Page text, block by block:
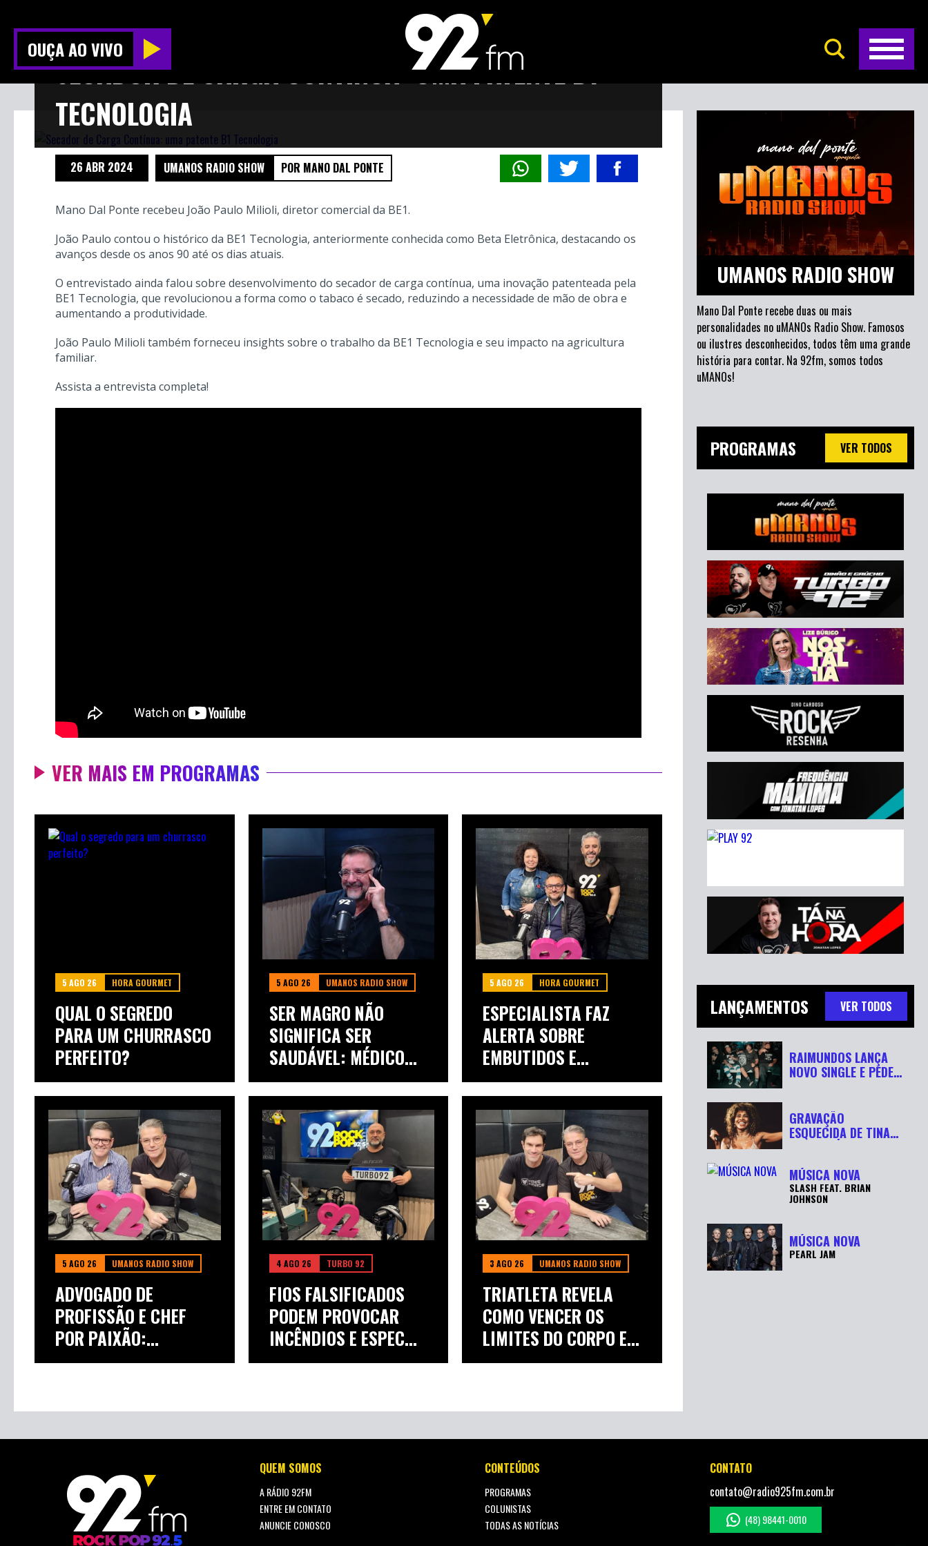
OUÇA AO VIVO
SECADOR DE CARGA CONTÍNUA: UMA PATENTE B1
TECNOLOGIA
26 ABR 2024 UMANOS RADIO SHOW POR MANO DAL PONTE
Mano Dal Ponte recebeu João Paulo Milioli, diretor comercial da BE1.
João Paulo contou o histórico da BE1 Tecnologia, anteriormente conhecida como Beta Eletrônica, destacando os
avanços desde os anos 90 até os dias atuais.
O entrevistado ainda falou sobre desenvolvimento do secador de carga contínua, uma inovação patenteada pela
BE1 Tecnologia, que revolucionou a forma como o tabaco é secado, reduzindo a necessidade de mão de obra e
aumentando a produtividade.
João Paulo Milioli também forneceu insights sobre o trabalho da BE1 Tecnologia e seu impacto na agricultura
familiar.
Assista a entrevista completa!
VER MAIS EM PROGRAMAS
5 AGO 26 HORA GOURMET
QUAL O SEGREDO
PARA UM CHURRASCO
PERFEITO?
5 AGO 26 UMANOS RADIO SHOW
SER MAGRO NÃO
SIGNIFICA SER
SAUDÁVEL: MÉDICO
FAZ A...
5 AGO 26 HORA GOURMET
ESPECIALISTA FAZ
ALERTA SOBRE
EMBUTIDOS E
EXPLICA...
5 AGO 26 UMANOS RADIO SHOW
ADVOGADO DE
PROFISSÃO E CHEF
POR PAIXÃO:
SCHELPÃO...
4 AGO 26 TURBO 92
FIOS FALSIFICADOS
PODEM PROVOCAR
INCÊNDIOS E ESPEC...
3 AGO 26 UMANOS RADIO SHOW
TRIATLETA REVELA
COMO VENCER OS
LIMITES DO CORPO E...
UMANOS RADIO SHOW
Mano Dal Ponte recebe duas ou mais
personalidades no uMANOs Radio Show. Famosos
ou ilustres desconhecidos, todos têm uma grande
história para contar. Na 92fm, somos todos
uMANOs!
PROGRAMAS VER TODOS
LANÇAMENTOS VER TODOS
RAIMUNDOS LANÇA
NOVO SINGLE E PEDE
GRAVAÇÃO
ESQUECIDA DE TINA
MÚSICA NOVA
SLASH FEAT. BRIAN
JOHNSON
MÚSICA NOVA
PEARL JAM
QUEM SOMOS
A RÁDIO 92FM
ENTRE EM CONTATO
ANUNCIE CONOSCO
CONTEÚDOS
PROGRAMAS
COLUNISTAS
TODAS AS NOTÍCIAS
CONTATO
contato@radio925fm.com.br
(48) 98441-0010